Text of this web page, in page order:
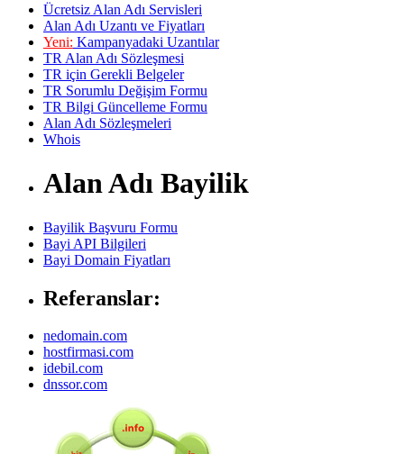
Ücretsiz Alan Adı Servisleri
Alan Adı Uzantı ve Fiyatları
Yeni: Kampanyadaki Uzantılar
TR Alan Adı Sözleşmesi
TR için Gerekli Belgeler
TR Sorumlu Değişim Formu
TR Bilgi Güncelleme Formu
Alan Adı Sözleşmeleri
Whois
Alan Adı Bayilik
Bayilik Başvuru Formu
Bayi API Bilgileri
Bayi Domain Fiyatları
Referanslar:
nedomain.com
hostfirmasi.com
idebil.com
dnssor.com